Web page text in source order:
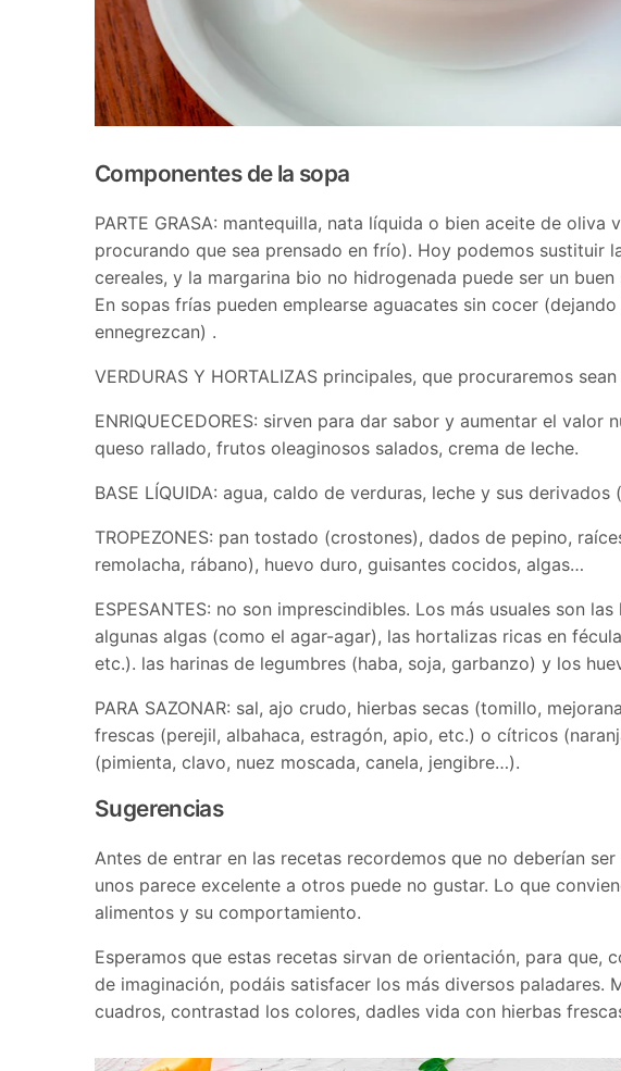
Componentes de la sopa
PARTE GRASA: mantequilla, nata líquida o bien aceite de
procurando que sea prensado en frío). Hoy podemos sustituir
cereales, y la margarina bio no hidrogenada puede ser un
En sopas frías pueden emplearse aguacates sin cocer
ennegrezcan) .
VERDURAS Y HORTALIZAS principales, que procuraremos
ENRIQUECEDORES: sirven para dar sabor y aumentar el
queso rallado, frutos oleaginosos salados, crema de leche.
BASE LÍQUIDA: agua, caldo de verduras, leche y sus
TROPEZONES: pan tostado (crostones), dados de pepino,
remolacha, rábano), huevo duro, guisantes cocidos, algas…
ESPESANTES: no son imprescindibles. Los más usuales son
algunas algas (como el agar-agar), las hortalizas ricas en
etc.). las harinas de legumbres (haba, soja, garbanzo) y los
PARA SAZONAR: sal, ajo crudo, hierbas secas (tomillo,
frescas (perejil, albahaca, estragón, apio, etc.) o cítricos
(pimienta, clavo, nuez moscada, canela, jengibre…).
Sugerencias
Antes de entrar en las recetas recordemos que no deberían
unos parece excelente a otros puede no gustar. Lo que
alimentos y su comportamiento.
Esperamos que estas recetas sirvan de orientación, para que,
de imaginación, podáis satisfacer los más diversos paladares.
cuadros, contrastad los colores, dadles vida con hierbas